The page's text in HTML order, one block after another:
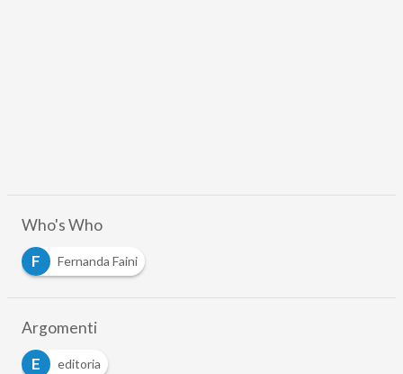
Who's Who
F
Fernanda Faini
Argomenti
E
editoria